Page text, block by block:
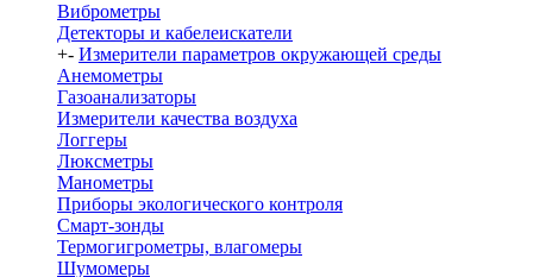
Виброметры
Детекторы и кабелеискатели
+- Измерители параметров окружающей среды
Анемометры
Газоанализаторы
Измерители качества воздуха
Логгеры
Люксметры
Манометры
Приборы экологического контроля
Смарт-зонды
Термогигрометры, влагомеры
Шумомеры